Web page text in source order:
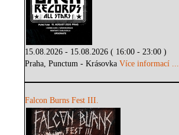
15.08.2026 - 15.08.2026 ( 16:00 - 23:00 )
Praha, Punctum - KrásovkaVíce informací ...
Falcon Burns Fest III.